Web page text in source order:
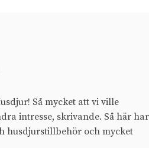
Så mycket att vi ville
intresse, skrivande. Så här har
husdjurstillbehör och mycket